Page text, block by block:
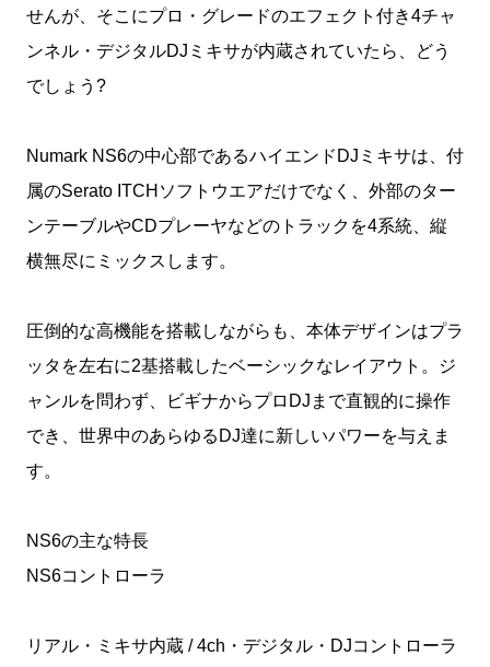
せんが、そこにプロ・グレードのエフェクト付き4チャ
ンネル・デジタルDJミキサが内蔵されていたら、どう
でしょう?
Numark NS6の中心部であるハイエンドDJミキサは、付
属のSerato ITCHソフトウエアだけでなく、外部のター
ンテーブルやCDプレーヤなどのトラックを4系統、縦
横無尽にミックスします。
圧倒的な高機能を搭載しながらも、本体デザインはプラ
ッタを左右に2基搭載したベーシックなレイアウト。ジ
ャンルを問わず、ビギナからプロDJまで直観的に操作
でき、世界中のあらゆるDJ達に新しいパワーを与えま
す。
NS6の主な特長
NS6コントローラ
リアル・ミキサ内蔵 / 4ch・デジタル・DJコントローラ